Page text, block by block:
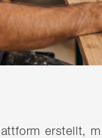
erstellt,